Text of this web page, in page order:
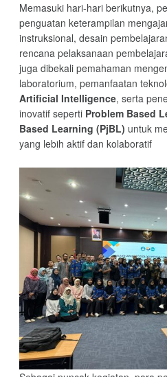
Memasuki hari-hari berikutnya,
penguatan keterampilan
instruksional, desain
rencana pelaksanaan
juga dibekali pemahaman
laboratorium, pemanfaatan
Artificial Intelligence, serta
inovatif seperti Problem Based
Based Learning (PjBL) untuk
yang lebih aktif dan kolaboratif